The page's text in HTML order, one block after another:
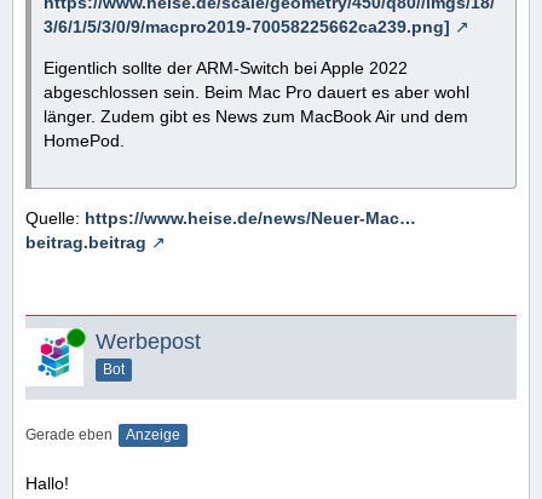
3/6/1/5/3/0/9/macpro2019-70058225662ca239.png]
Eigentlich sollte der ARM-Switch bei Apple 2022
abgeschlossen sein. Beim Mac Pro dauert es aber wohl
länger. Zudem gibt es News zum MacBook Air und dem
HomePod.
Quelle: https://www.heise.de/news/Neuer-Mac…
beitrag.beitrag
Online Werbepost
Bot
Gerade eben Anzeige
Hallo!